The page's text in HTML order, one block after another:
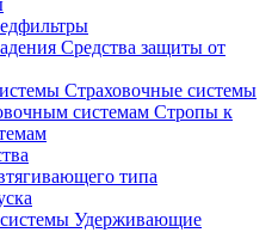
Средства защиты от
Страховочные системы
Стропы к
типа
Удерживающие